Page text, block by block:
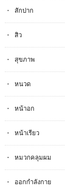
สักปาก
สิว
สุขภาพ
หนวด
หน้าอก
หน้าเรียว
หมวกคลุมผม
ออกกำลังกาย